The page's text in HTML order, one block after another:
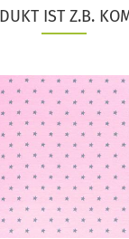
IST Z.B.